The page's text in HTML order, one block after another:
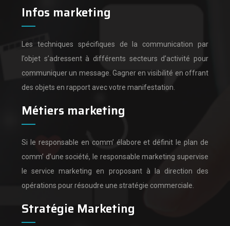
Infos marketing
Les techniques spécifiques de la communication par
l’objet s’adressent à différents secteurs d’activité pour
communiquer un message. Gagner en visibilité en offrant
des objets en rapport avec votre manifestation.
Métiers marketing
Si le responsable en comm’ élabore et définit le plan de
comm’ d’une société, le responsable marketing supervise
le service marketing en proposant à la direction des
opérations pour résoudre une stratégie commerciale.
Stratégie Marketing